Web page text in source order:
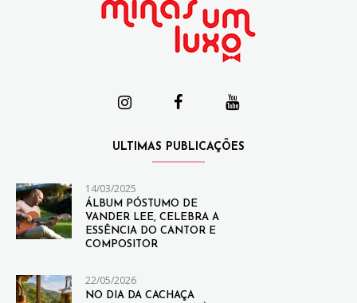
ULTIMAS PUBLICAÇÕES
14/03/2025
ÁLBUM PÓSTUMO DE
VANDER LEE, CELEBRA A
ESSÊNCIA DO CANTOR E
COMPOSITOR
22/05/2026
NO DIA DA CACHAÇA